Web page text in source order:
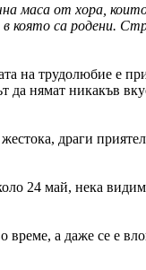
маса от хора,
са родени.
на трудолюбие е
да нямат никакъв
драги
24 май, нека
време, а даже се е